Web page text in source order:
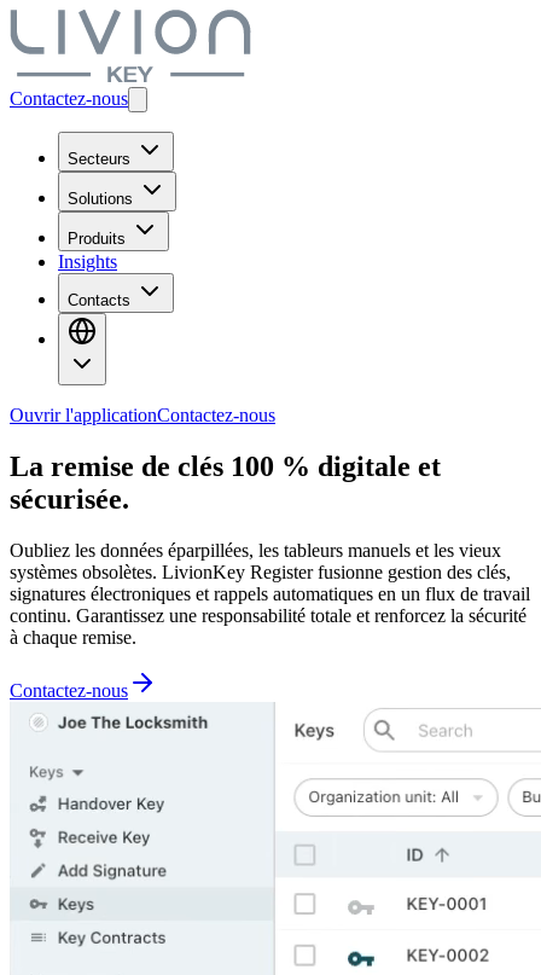
Contactez-nous
Secteurs
Solutions
Produits
Insights
Contacts
Ouvrir l'applicationContactez-nous
La remise de clés 100 % digitale et
sécurisée.
Oubliez les données éparpillées, les tableurs manuels et les vieux
systèmes obsolètes. LivionKey Register fusionne gestion des clés,
signatures électroniques et rappels automatiques en un flux de travail
continu. Garantissez une responsabilité totale et renforcez la sécurité
à chaque remise.
Contactez-nous